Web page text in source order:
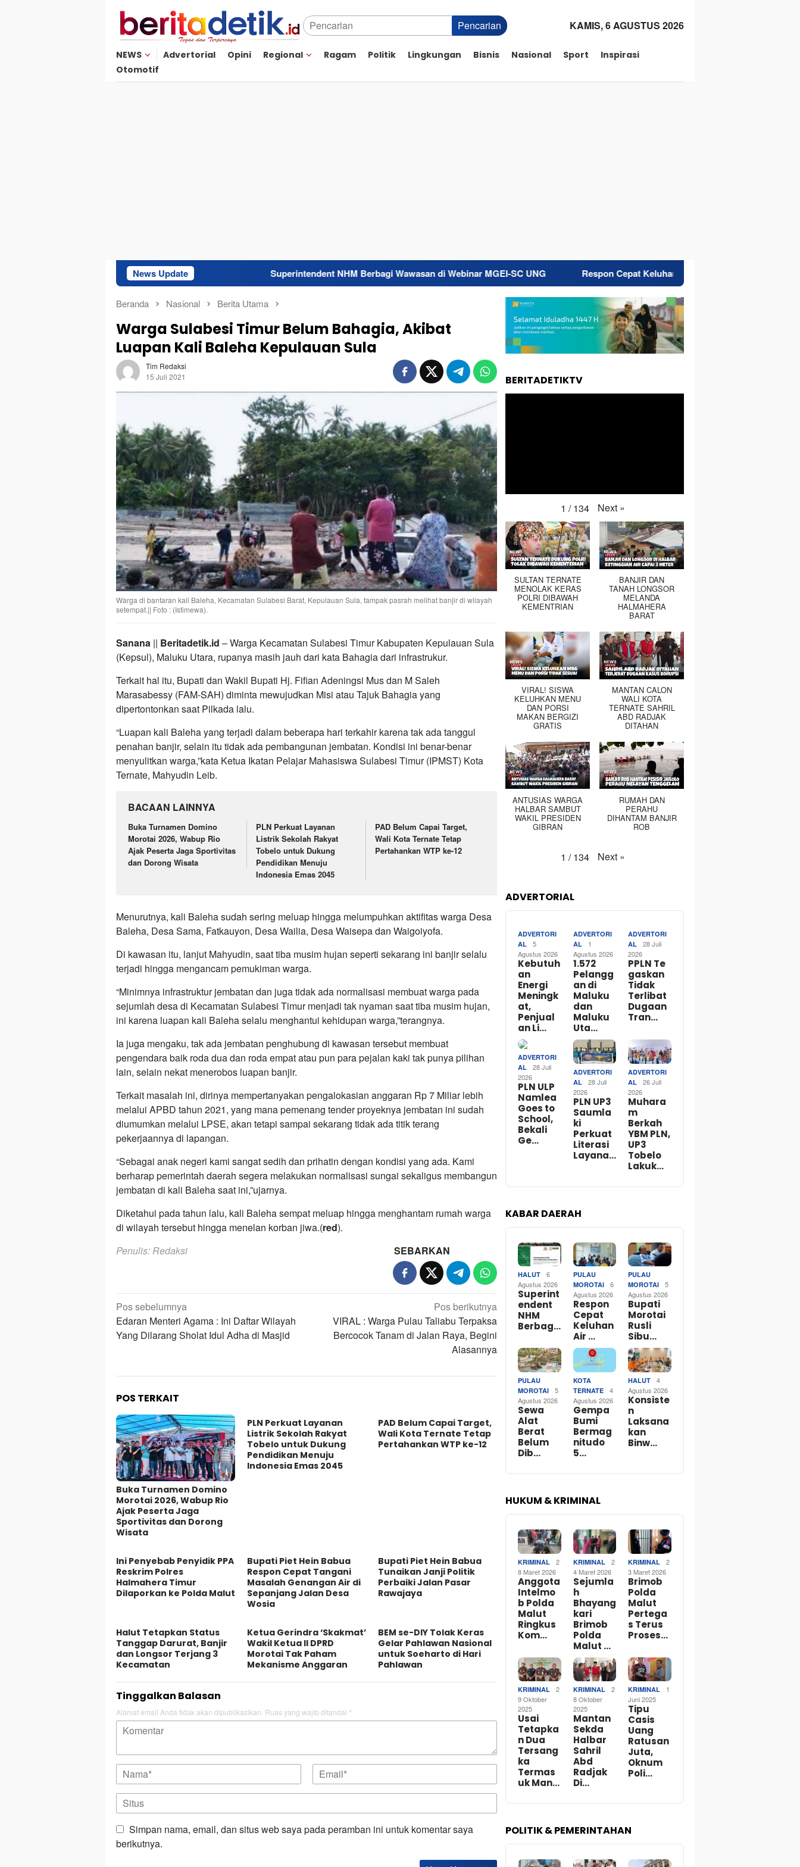
konten
Pencarian KAMIS, 6 AGUSTUS 2026
NEWS Advertorial Opini Regional Ragam Politik Lingkungan Bisnis Nasional Sport
Inspirasi
Otomotif
News Update Superintendent NHM Berbagi Wawasan di Webinar MGEI-SC UNG Respon Cepat Keluhan Air Bersih, Bupati Morotai Pimpin Rapat
Beranda Nasional Berita Utama
Warga Sulabesi Timur Belum Bahagia, Akibat
Luapan Kali Baleha Kepulauan Sula
Tim Redaksi
15 Juli 2021
Warga di bantaran kali Baleha, Kecamatan Sulabesi Barat, Kepulauan Sula, tampak pasrah melihat banjir di wilayah
setempat.|| Foto : (Istimewa).
Sanana || Beritadetik.id – Warga Kecamatan Sulabesi Timur Kabupaten Kepulauan Sula
(Kepsul), Maluku Utara, rupanya masih jauh dari kata Bahagia dari infrastrukur.
Terkait hal itu, Bupati dan Wakil Bupati Hj. Fifian Adeningsi Mus dan M Saleh
Marasabessy (FAM-SAH) diminta mewujudkan Misi atau Tajuk Bahagia yang
dipertontonkan saat Pilkada lalu.
“Luapan kali Baleha yang terjadi dalam beberapa hari terkahir karena tak ada tanggul
penahan banjir, selain itu tidak ada pembangunan jembatan. Kondisi ini benar-benar
menyulitkan warga,”kata Ketua Ikatan Pelajar Mahasiswa Sulabesi Timur (IPMST) Kota
Ternate, Mahyudin Leib.
BACAAN LAINNYA
Buka Turnamen Domino
Morotai 2026, Wabup Rio
Ajak Peserta Jaga Sportivitas
dan Dorong Wisata
PLN Perkuat Layanan
Listrik Sekolah Rakyat
Tobelo untuk Dukung
Pendidikan Menuju
Indonesia Emas 2045
PAD Belum Capai Target,
Wali Kota Ternate Tetap
Pertahankan WTP ke-12
Menurutnya, kali Baleha sudah sering meluap hingga melumpuhkan aktifitas warga Desa
Baleha, Desa Sama, Fatkauyon, Desa Wailia, Desa Waisepa dan Waigoiyofa.
Di kawasan itu, lanjut Mahyudin, saat tiba musim hujan seperti sekarang ini banjir selalu
terjadi hingga mengancam pemukiman warga.
“Minimnya infrastruktur jembatan dan juga tidak ada normalisasi membuat warga pada
sejumlah desa di Kecamatan Sulabesi Timur menjadi tak nyaman saat tiba musim hujan,
ini karena luapan kali Baleha selalu menghantui kehidupan warga,”terangnya.
Ia juga mengaku, tak ada jembatan penghubung di kawasan tersebut membuat
pengendara baik roda dua dan roda empat atau pun para pejalan kaki tak punya pilihan
lain, selain nekat menerobos luapan banjir.
Terkait masalah ini, dirinya mempertanyakan pengalokasian anggaran Rp 7 Miliar lebih
melalui APBD tahun 2021, yang mana pemenang tender proyeknya jembatan ini sudah
diumumkan melalui LPSE, akan tetapi sampai sekarang tidak ada titik terang
pekerjaannya di lapangan.
“Sebagai anak negeri kami sangat sedih dan prihatin dengan kondisi yang ada. Kami
berharap pemerintah daerah segera melakukan normalisasi sungai sekaligus membangun
jembatan di kali Baleha saat ini,”ujarnya.
Diketahui pada tahun lalu, kali Baleha sempat meluap hingga menghantam rumah warga
di wilayah tersebut hingga menelan korban jiwa.(red).
Penulis: Redaksi
SEBARKAN
Navigasi
pos
Pos sebelumnya
Edaran Menteri Agama : Ini Daftar Wilayah
Yang Dilarang Sholat Idul Adha di Masjid
Pos berikutnya
VIRAL : Warga Pulau Taliabu Terpaksa
Bercocok Tanam di Jalan Raya, Begini
Alasannya
POS TERKAIT
Buka Turnamen Domino
Morotai 2026, Wabup Rio
Ajak Peserta Jaga
Sportivitas dan Dorong
Wisata
PLN Perkuat Layanan
Listrik Sekolah Rakyat
Tobelo untuk Dukung
Pendidikan Menuju
Indonesia Emas 2045
PAD Belum Capai Target,
Wali Kota Ternate Tetap
Pertahankan WTP ke-12
Ini Penyebab Penyidik PPA
Reskrim Polres
Halmahera Timur
Dilaporkan ke Polda Malut
Bupati Piet Hein Babua
Respon Cepat Tangani
Masalah Genangan Air di
Sepanjang Jalan Desa
Wosia
Bupati Piet Hein Babua
Tunaikan Janji Politik
Perbaiki Jalan Pasar
Rawajaya
Halut Tetapkan Status
Tanggap Darurat, Banjir
dan Longsor Terjang 3
Kecamatan
Ketua Gerindra ‘Skakmat’
Wakil Ketua II DPRD
Morotai Tak Paham
Mekanisme Anggaran
BEM se-DIY Tolak Keras
Gelar Pahlawan Nasional
untuk Soeharto di Hari
Pahlawan
Tinggalkan Balasan
Alamat email Anda tidak akan dipublikasikan. Ruas yang wajib ditandai *
Simpan nama, email, dan situs web saya pada peramban ini untuk komentar saya
berikutnya.
BERITADETIKTV
1 / 134 Next »
SULTAN TERNATE
MENOLAK KERAS
POLRI DIBAWAH
KEMENTRIAN
BANJIR DAN
TANAH LONGSOR
MELANDA
HALMAHERA
BARAT
VIRAL! SISWA
KELUHKAN MENU
DAN PORSI
MAKAN BERGIZI
GRATIS
MANTAN CALON
WALI KOTA
TERNATE SAHRIL
ABD RADJAK
DITAHAN
ANTUSIAS WARGA
HALBAR SAMBUT
WAKIL PRESIDEN
GIBRAN
RUMAH DAN
PERAHU
DIHANTAM BANJIR
ROB
1 / 134 Next »
ADVERTORIAL
ADVERTORI
AL
5
Agustus 2026
Kebutuh
an
Energi
Meningk
at,
Penjual
an Li…
ADVERTORI
AL
1
Agustus 2026
1.572
Pelangg
an di
Maluku
dan
Maluku
Uta…
ADVERTORI
AL
28 Juli
2026
PPLN Te
gaskan
Tidak
Terlibat
Dugaan
Tran…
ADVERTORI
AL
28 Juli
2026
PLN ULP
Namlea
Goes to
School,
Bekali
Ge…
ADVERTORI
AL
28 Juli
2026
PLN UP3
Saumla
ki
Perkuat
Literasi
Layana…
ADVERTORI
AL
26 Juli
2026
Muhara
m
Berkah
YBM PLN,
UP3
Tobelo
Lakuk…
KABAR DAERAH
HALUT
6
Agustus 2026
Superint
endent
NHM
Berbag…
PULAU
MOROTAI
6
Agustus 2026
Respon
Cepat
Keluhan
Air …
PULAU
MOROTAI
5
Agustus 2026
Bupati
Morotai
Rusli
Sibu…
PULAU
MOROTAI
5
Agustus 2026
Sewa
Alat
Berat
Belum
Dib…
KOTA
TERNATE
4
Agustus 2026
Gempa
Bumi
Bermag
nitudo
5…
HALUT
4
Agustus 2026
Konsiste
n
Laksana
kan
Binw…
HUKUM & KRIMINAL
KRIMINAL
2
8 Maret 2026
Anggota
Intelmo
b Polda
Malut
Ringkus
Kom…
KRIMINAL
2
4 Maret 2026
Sejumla
h
Bhayang
kari
Brimob
Polda
Malut …
KRIMINAL
2
3 Maret 2026
Brimob
Polda
Malut
Pertega
s Terus
Proses…
KRIMINAL
2
9 Oktober
2025
Usai
Tetapka
n Dua
Tersang
ka
Termas
uk Man…
KRIMINAL
2
8 Oktober
2025
Mantan
Sekda
Halbar
Sahril
Abd
Radjak
Di…
KRIMINAL
1
Juni 2025
Tipu
Casis
Uang
Ratusan
Juta,
Oknum
Poli…
POLITIK & PEMERINTAHAN